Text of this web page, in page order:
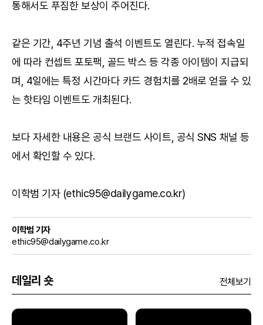
통해서도 푸짐한 보상이 주어진다.
같은 기간, 4주년 기념 출석 이벤트도 열린다. 누적 접속일
에 따라 컨셉트 포토팩, 골드 박스 등 각종 아이템이 지급되
며, 4일에는 특정 시간마다 카드 경험치를 2배로 얻을 수 있
는 핫타임 이벤트도 개최된다.
보다 자세한 내용은공식 브랜드 사이트 공식 SNS 채널 등
에서 확인할 수 있다.
이학범 기자 (ethic95@dailygame.co.kr)
이학범 기자
ethic95@dailygame.co.kr
데일리 숏 전체보기